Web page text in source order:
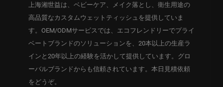
上海湘世益は、ベビーケア、メイク落とし、衛生用途の
高品質なカスタムウェットティッシュを提供していま
す。OEM/ODMサービスでは、エコフレンドリーでプライ
ベートブランドのソリューションを、20本以上の生産ラ
インと20年以上の経験を活かして提供しています。グロ
ーバルブランドからも信頼されています。本日見積依頼
をどうぞ。